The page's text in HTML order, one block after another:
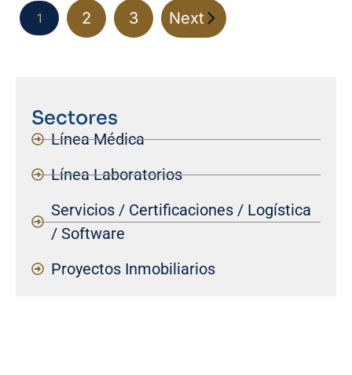
1 2 3 Next
Sectores
Línea Médica
Línea Laboratorios
Servicios / Certificaciones / Logística
/ Software
Proyectos Inmobiliarios